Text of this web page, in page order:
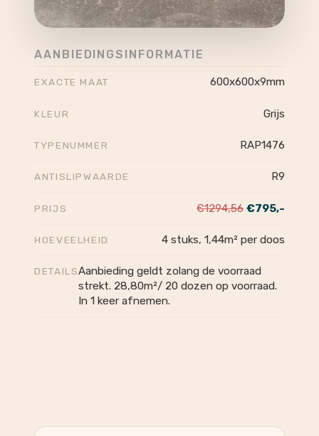
AANBIEDINGSINFORMATIE
EXACTE MAAT 600x600x9mm
KLEUR Grijs
TYPENUMMER RAP1476
ANTISLIPWAARDE R9
PRIJS €1294,56 €795,-
HOEVEELHEID 4 stuks, 1,44m² per doos
DETAILSAanbieding geldt zolang de voorraad
strekt. 28,80m²/ 20 dozen op voorraad.
In 1 keer afnemen.